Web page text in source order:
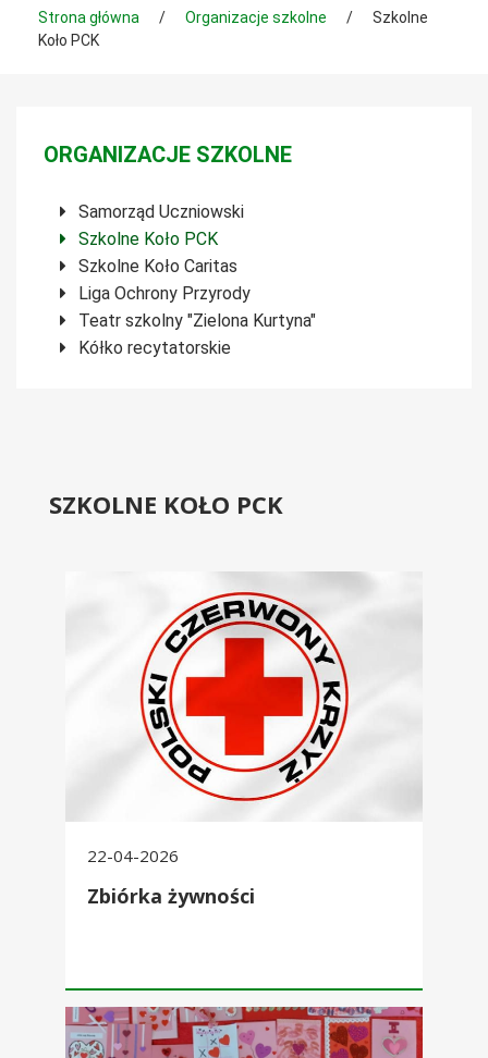
Tutaj jesteś
Strona główna / Organizacje szkolne /
Szkolne
Koło PCK
Menu boczne
ORGANIZACJE SZKOLNE
Samorząd Uczniowski
Szkolne Koło PCK
Szkolne Koło Caritas
Liga Ochrony Przyrody
Teatr szkolny "Zielona Kurtyna"
Kółko recytatorskie
SZKOLNE KOŁO PCK
22-04-2026
Zbiórka żywności
Walentynkowe kartki